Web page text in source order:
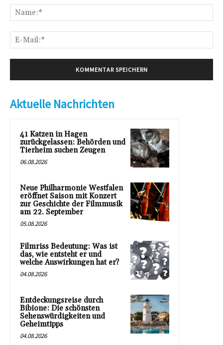
Aktuelle Nachrichten
41 Katzen in Hagen
zurückgelassen: Behörden und
Tierheim suchen Zeugen
06.08.2026
Neue Philharmonie Westfalen
eröffnet Saison mit Konzert
zur Geschichte der Filmmusik
am 22. September
05.08.2026
Filmriss Bedeutung: Was ist
das, wie entsteht er und
welche Auswirkungen hat er?
04.08.2026
Entdeckungsreise durch
Bibione: Die schönsten
Sehenswürdigkeiten und
Geheimtipps
04.08.2026